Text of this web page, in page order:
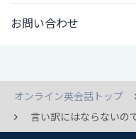
お問い合わせ
オンライン英会話トップ
言い訳にはならないの